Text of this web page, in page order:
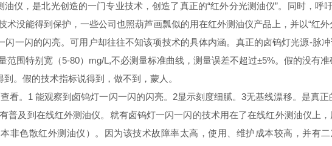
仪，是北光创造的一门专业技术，创造了真正的“红外分光测油仪”。同时，呼
术没能得到保护，一些公司也照葫芦画瓢似的用在红外测油仪产品上，并以“红
一闪的闪亮。可用户却往往不知该项技术的具体内涵。真正的卤钨灯光源-脉
范围特别宽 （5-80）mg/L,不必测量标准曲线，测量误差不超过±5%。假的没有
。假的技术指标说得到，做不到，蒙人。
看。 1能观察到卤钨灯一闪一闪的闪亮。 2显示刻度细腻。3无基线漂移。是真正
普及到在线红外测油仪。就有卤钨灯一闪一闪的技术用在了在线红外测油仪上
非色散红外测油仪）。因为该技术故障率太高，使用、维护成本较高，并有